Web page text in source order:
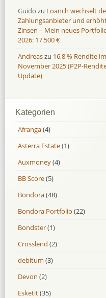
Guido zu Loanch wechselt
Zahlungsanbieter und
Zinsen – Mein neues
2026: 17.500 €
Andreaszu 16,8 % Rendite im
November 2025 (P2P-
Update)
Kategorien
Afranga(4)
Asterra Estate(1)
Auxmoney(4)
BB Score(5)
Bondora(48)
Bondora Portfolio (22)
Bondster(1)
Crosslend (2)
debitum (3)
Devon (2)
Esketit(35)